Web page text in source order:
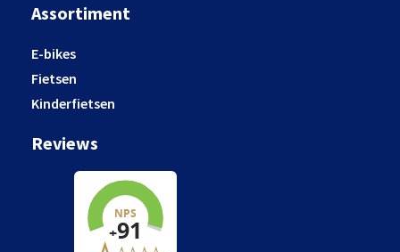
Assortiment
E-bikes
Fietsen
Kinderfietsen
Reviews